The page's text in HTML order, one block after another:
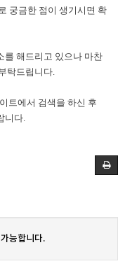
궁금한 점이 생기시면 확
를 해드리고 있으나 마찬
탁드립니다.
트에서 검색을 하신 후
니다.
능합니다.